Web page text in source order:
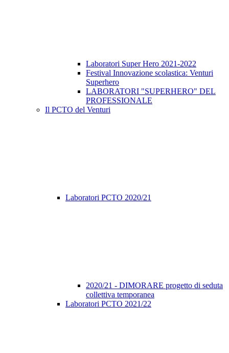
Laboratori Super Hero 2021-2022
Festival Innovazione scolastica: Venturi
Superhero
LABORATORI "SUPERHERO" DEL
PROFESSIONALE
Il PCTO del Venturi
Laboratori PCTO 2020/21
2020/21 - DIMORARE progetto di seduta
collettiva temporanea
Laboratori PCTO 2021/22